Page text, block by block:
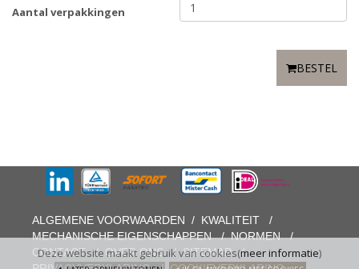
Aantal verpakkingen
BESTEL
Deze website maakt gebruik van cookies(meer informatie)
ALGEMENE VOORWAARDEN / KWALITEIT
/
MECHANISCHE EIGENSCHAPPEN/NORMEN/
CONTACT/OVER ONS/SITEMAP/